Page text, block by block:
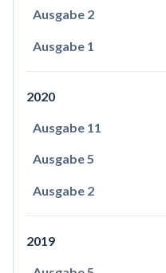
Ausgabe 2
Ausgabe 1
2020
Ausgabe 11
Ausgabe 5
Ausgabe 2
2019